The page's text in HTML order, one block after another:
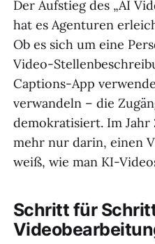
Der Aufstieg des „AI
hat es Agenturen
Ob es sich um eine
Video-
Captions-App
verwandeln – die
demokratisiert. Im
mehr nur darin, einen
weiß, wie man KI-
Schritt für